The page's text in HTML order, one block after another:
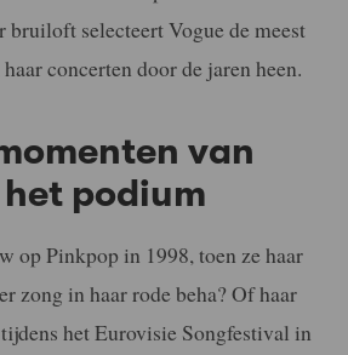
bruiloft selecteert Vogue de meest
concerten door de jaren heen.
van
podium
op Pinkpop in 1998, toen ze haar
zong in haar rode beha? Of haar
het Eurovisie Songfestival in